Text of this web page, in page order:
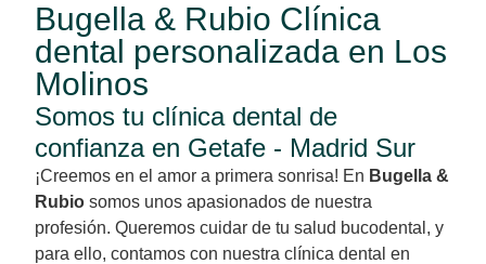
Bugella & Rubio Clínica
dental personalizada en Los
Molinos
Somos tu clínica dental de
confianza en Getafe - Madrid Sur
¡Creemos en el amor a primera sonrisa! En Bugella &
Rubio somos unos apasionados de nuestra
profesión. Queremos cuidar de tu salud bucodental, y
para ello, contamos con nuestra clínica dental en